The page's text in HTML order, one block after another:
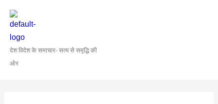
content
देश विदेश के समाचार- सत्य से समृद्धि की
ओर